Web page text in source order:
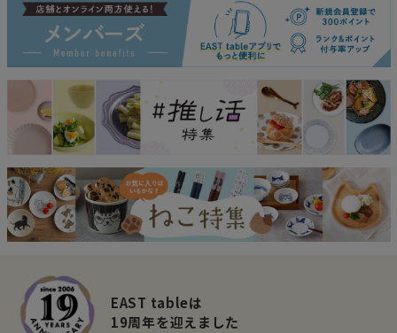
EAST tableは
19周年を迎えました